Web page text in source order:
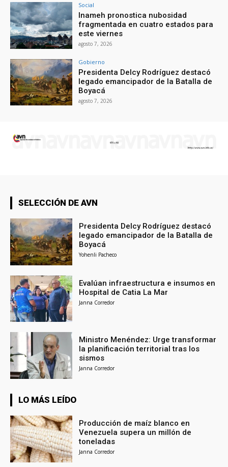
Social
Inameh pronostica nubosidad
fragmentada en cuatro estados para
este viernes
agosto 7, 2026
Gobierno
Presidenta Delcy Rodríguez destacó
legado emancipador de la Batalla de
Boyacá
agosto 7, 2026
SELECCIÓN DE AVN
Presidenta Delcy Rodríguez destacó
legado emancipador de la Batalla de
Boyacá
Yohenli Pacheco
Evalúan infraestructura e insumos en
Hospital de Catia La Mar
Janna Corredor
Ministro Menéndez: Urge transformar
la planificación territorial tras los
sismos
Janna Corredor
LO MÁS LEÍDO
Producción de maíz blanco en
Venezuela supera un millón de
toneladas
Janna Corredor